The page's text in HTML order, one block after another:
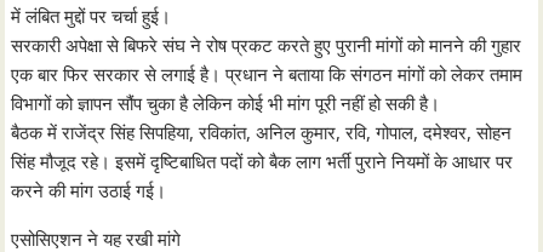
में लंबित मुद्दों पर चर्चा हुई।
सरकारी अपेक्षा से बिफरे संघ ने रोष प्रकट करते हुए पुरानी मांगों को मानने की गुहार
एक बार फिर सरकार से लगाई है। प्रधान ने बताया कि संगठन मांगों को लेकर तमाम
विभागों को ज्ञापन सौंप चुका है लेकिन कोई भी मांग पूरी नहीं हो सकी है।
बैठक में राजेंद्र सिंह सिपहिया, रविकांत, अनिल कुमार, रवि, गोपाल, दमेश्वर, सोहन
सिंह मौजूद रहे। इसमें दृष्टिबाधित पदों को बैक लाग भर्ती पुराने नियमों के आधार पर
करने की मांग उठाई गई।
एसोसिएशन ने यह रखी मांगे